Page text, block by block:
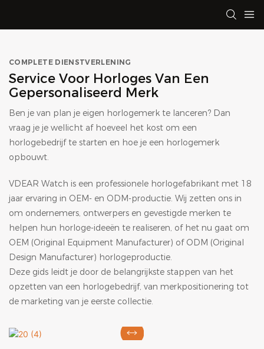
COMPLETE DIENSTVERLENING
Service Voor Horloges Van Een
Gepersonaliseerd Merk
Ben je van plan je eigen horlogemerk te lanceren? Dan
vraag je je wellicht af hoeveel het kost om een ​​
horlogebedrijf te starten en hoe je een horlogemerk
opbouwt.
VDEAR Watch is een professionele horlogefabrikant met 18
jaar ervaring in OEM- en ODM-productie. Wij zetten ons in
om ondernemers, ontwerpers en gevestigde merken te
helpen hun horloge-ideeën te realiseren, of het nu gaat om
OEM (Original Equipment Manufacturer) of ODM (Original
Design Manufacturer) horlogeproductie.
Deze gids leidt je door de belangrijkste stappen van het
opzetten van een horlogebedrijf, van merkpositionering tot
de marketing van je eerste collectie.